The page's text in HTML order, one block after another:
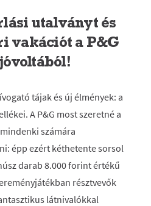
utalványt és
vakációt a P&G
tájak és új élmények: a
A P&G most szeretné a
számára
épp ezért kéthetente sorsol
darab 8.000 forint értékű
résztvevők
látnivalókkal